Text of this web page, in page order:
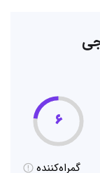
۶
گمراه‌کننده